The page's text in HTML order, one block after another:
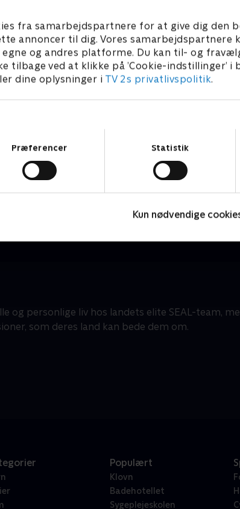
fra samarbejdspartnere for at give dig den
annoncer til dig. Vores samarbejdspartnere
og andres platforme. Du kan til- og
ved at klikke på ’Cookie-indstillinger’ i
dine oplysninger i TV 2s privatlivspolitik.
Præferencer Statistik
Kun nødvendige
og personlige liv hos landets elite SEAL-team,
som deres land kan bede dem om.
Populært
Klovn
Badehotellet
Sygeplejeskolen